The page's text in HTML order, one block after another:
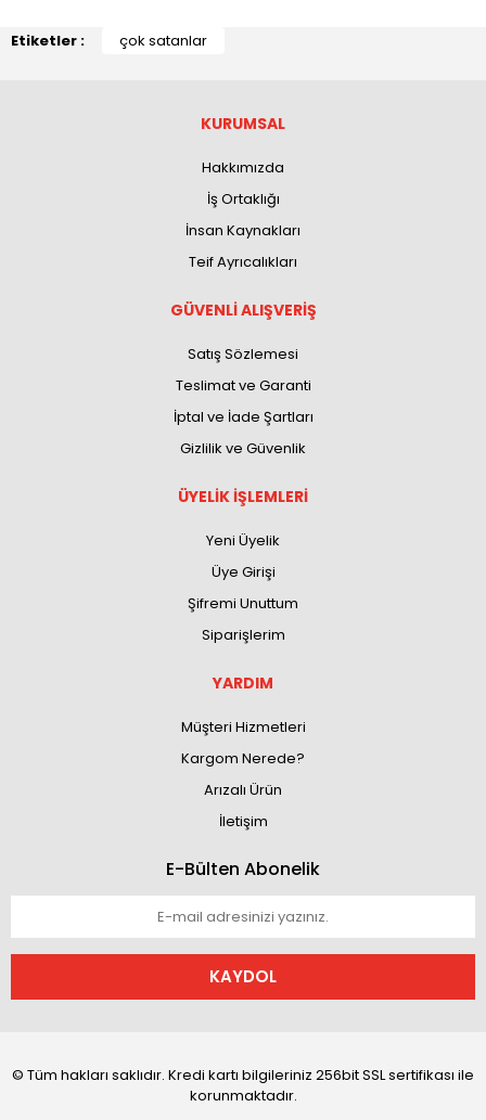
Etiketler : çok satanlar
KURUMSAL
Hakkımızda
İş Ortaklığı
İnsan Kaynakları
Teif Ayrıcalıkları
GÜVENLİ ALIŞVERİŞ
Satış Sözlemesi
Teslimat ve Garanti
İptal ve İade Şartları
Gizlilik ve Güvenlik
ÜYELİK İŞLEMLERİ
Yeni Üyelik
Üye Girişi
Şifremi Unuttum
Siparişlerim
YARDIM
Müşteri Hizmetleri
Kargom Nerede?
Arızalı Ürün
İletişim
E-Bülten Abonelik
KAYDOL
© Tüm hakları saklıdır. Kredi kartı bilgileriniz 256bit SSL sertifikası ile
korunmaktadır.